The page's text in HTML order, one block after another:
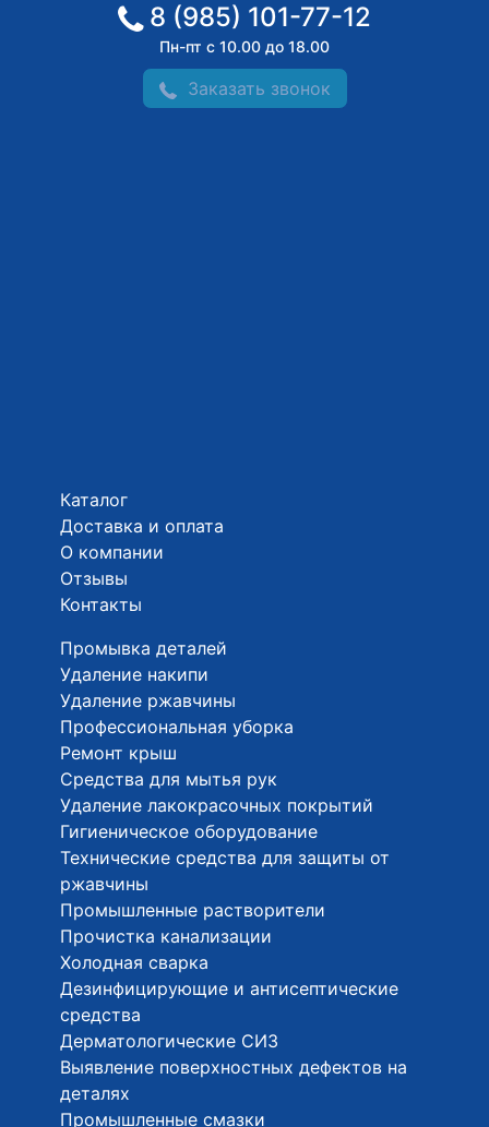
8 (985) 101-77-12
Пн-пт с 10.00 до 18.00
Заказать звонок
Каталог
Доставка и оплата
О компании
Отзывы
Контакты
Промывка деталей
Удаление накипи
Удаление ржавчины
Профессиональная уборка
Ремонт крыш
Средства для мытья рук
Удаление лакокрасочных покрытий
Гигиеническое оборудование
Технические средства для защиты от
ржавчины
Промышленные растворители
Прочистка канализации
Холодная сварка
Дезинфицирующие и антисептические
средства
Дерматологические СИЗ
Выявление поверхностных дефектов на
деталях
Промышленные смазки